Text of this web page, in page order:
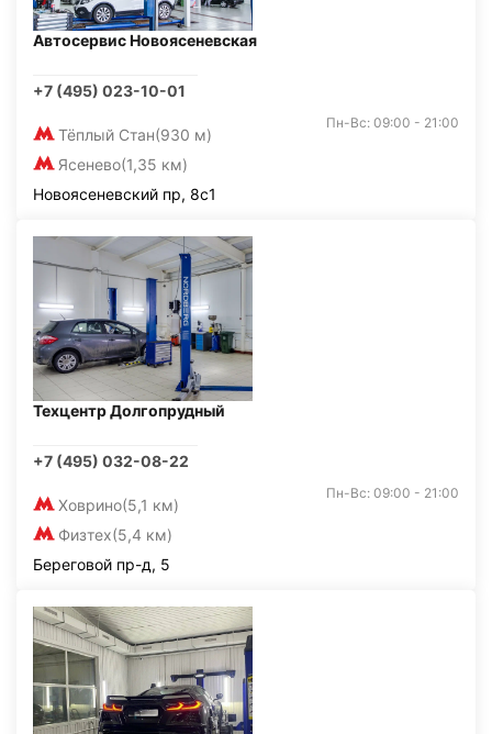
Автосервис Новоясеневская
+7 (495) 023-10-01
Тёплый Стан(930 м)
Ясенево(1,35 км)
Пн-Вс: 09:00 - 21:00
Новоясеневский пр, 8с1
Техцентр Долгопрудный
+7 (495) 032-08-22
Ховрино(5,1 км)
Физтех(5,4 км)
Пн-Вс: 09:00 - 21:00
Береговой пр-д, 5